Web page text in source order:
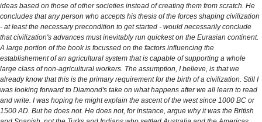
ideas based on those of other societies instead of creating them from scratch. He
concludes that any person who accepts his thesis of the forces shaping civilization
- at least the necessary precondition to get started - would necessarily conclude
that civilization's advances must inevitably run quickest on the Eurasian continent.
A large portion of the book is focussed on the factors influencing the
establishement of an agricultural system that is capable of supporting a whole
large class of non-agricultural workers. The assumption, I believe, is that we
already know that this is the primary requirement for the birth of a civilization. Still I
was looking forward to Diamond's take on what happens after we all learn to read
and write. I was hoping he might explain the ascent of the west since 1000 BC or
1500 AD. But he does not. He does not, for instance, argue why it was the British